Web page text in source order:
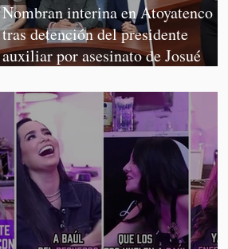
Nombran interina en Atoyatenco
tras detención del presidente
auxiliar por asesinato de Josué